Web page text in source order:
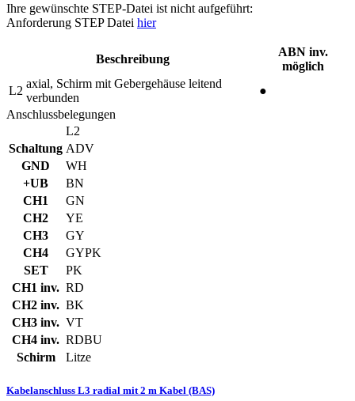
Ihre gewünschte STEP-Datei ist nicht aufgeführt:
Anforderung STEP Datei hier
Beschreibung
ABN inv.
möglich
L2
axial, Schirm mit Gebergehäuse leitend
verbunden
●
Anschlussbelegungen
L2
Schaltung ADV
GND
WH
+UB
BN
CH1
GN
CH2
YE
CH3
GY
CH4
GYPK
SET
PK
CH1 inv. RD
CH2 inv. BK
CH3 inv. VT
CH4 inv. RDBU
Schirm
Litze
Kabelanschluss L3 radial mit 2 m Kabel (BAS)